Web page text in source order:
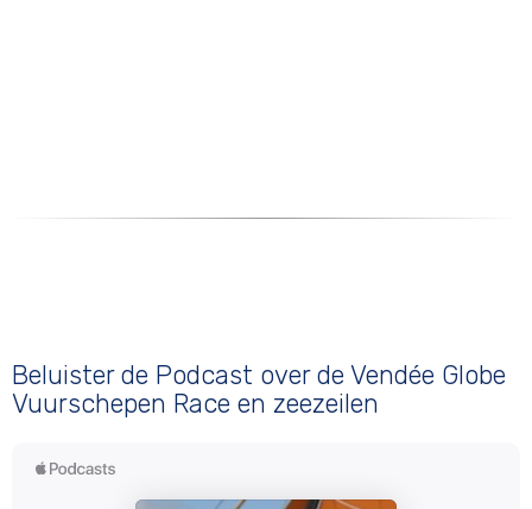
Beluister de Podcast over de Vendée Globe
Vuurschepen Race en zeezeilen